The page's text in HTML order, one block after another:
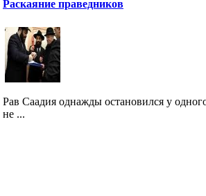
Раскаяние праведников
Рав Саадия однажды остановился у
не ...